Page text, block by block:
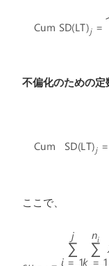
不偏化のための
ここで、